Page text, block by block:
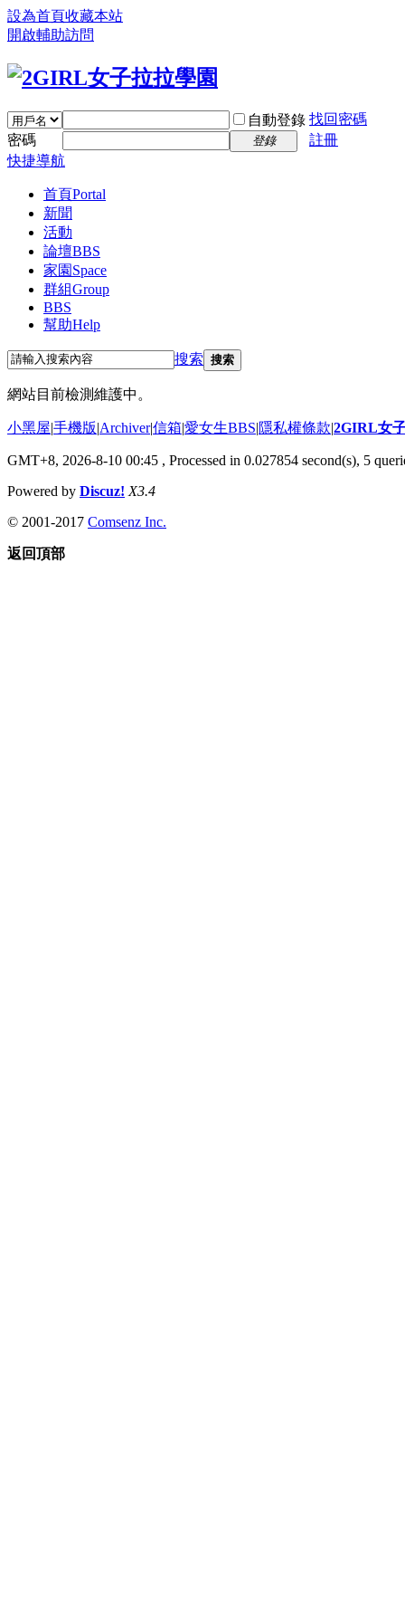
設為首頁收藏本站
開啟輔助訪問
自動登錄 找回密碼
密碼
登錄
註冊
快捷導航
首頁Portal
新聞
活動
論壇BBS
家園 Space
群組Group
BBS
幫助Help
搜索 搜索
網站目前檢測維護中。
小黑屋|手機版|Archiver|信箱|愛女生BBS|隱私權條款|2GIRL女
GMT+8, 2026-8-10 00:45 , Processed in 0.027854 second(s), 5
Powered by Discuz! X3.4
© 2001-2017 Comsenz Inc.
返回頂部